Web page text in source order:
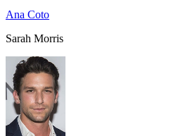
Ana Coto
Sarah Morris